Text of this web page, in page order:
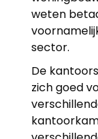
weten
sector.
De
zich goed